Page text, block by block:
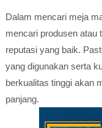
Dalam mencari meja
mencari produsen atau
reputasi yang baik.
yang digunakan serta
berkualitas tinggi akan
panjang.